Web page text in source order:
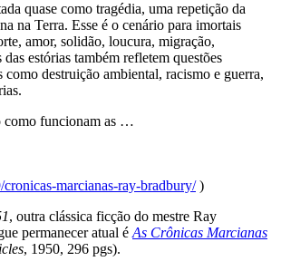
quase como tragédia, uma repetição da
na Terra. Esse é o cenário para imortais
amor, solidão, loucura, migração,
estórias também refletem questões
destruição ambiental, racismo e guerra,
como funcionam as …
marcianas-ray-bradbury/)
, outra clássica ficção do mestre Ray
permanecer atual é As Crônicas Marcianas
, 1950, 296 pgs).